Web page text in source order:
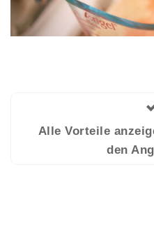
Alle Vorteile
den